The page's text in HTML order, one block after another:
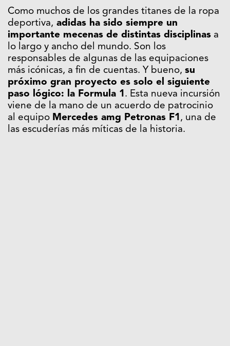
Como muchos de los grandes titanes de la ropa
deportiva, adidas ha sido siempre un
importante mecenas de distintas disciplinas a
lo largo y ancho del mundo. Son los
responsables de algunas de las equipaciones
más icónicas, a fin de cuentas. Y bueno, su
próximo gran proyecto es solo el siguiente
paso lógico: la Formula 1. Esta nueva incursión
viene de la mano de un acuerdo de patrocinio
al equipo Mercedes amg Petronas F1, una de
las escuderías más míticas de la historia.